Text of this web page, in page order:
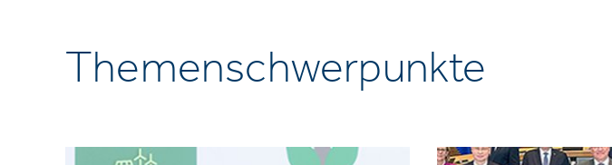
Themenschwerpunkte